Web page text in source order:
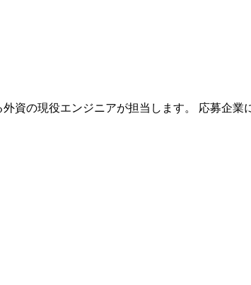
資の現役エンジニアが担当します。 応募企業